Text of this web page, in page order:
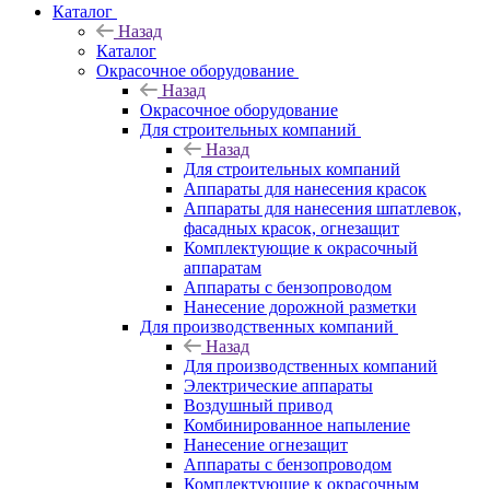
Каталог
Назад
Каталог
Окрасочное оборудование
Назад
Окрасочное оборудование
Для строительных компаний
Назад
Для строительных компаний
Аппараты для нанесения красок
Аппараты для нанесения шпатлевок,
фасадных красок, огнезащит
Комплектующие к окрасочный
аппаратам
Аппараты с бензопроводом
Нанесение дорожной разметки
Для производственных компаний
Назад
Для производственных компаний
Электрические аппараты
Воздушный привод
Комбинированное напыление
Нанесение огнезащит
Аппараты с бензопроводом
Комплектующие к окрасочным